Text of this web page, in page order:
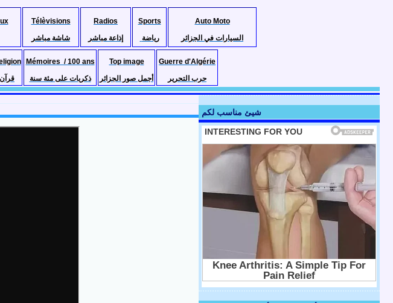
Télèvisions
شاشة مباشر
Radios
إذاعة مباشر
Sports
رياضة
Auto Moto
السيارات في الجزائر
قرآن
Mémoires / 100 ans
ذكريات على مئة سنة
Top image
أجمل صور الجزائر
Guerre d'Algérie
حرب التحرير
شيئ مناسب لكم